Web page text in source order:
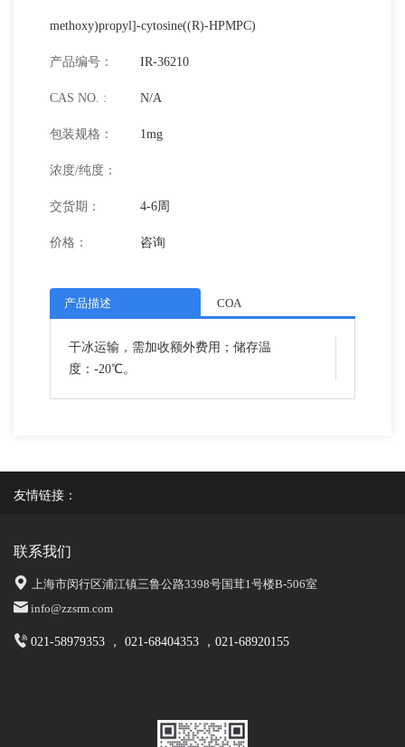
methoxy)propyl]-cytosine((R)-HPMPC)
产品编号： IR-36210
CAS NO. : N/A
包装规格： 1mg
浓度/纯度：
交货期： 4-6周
价格： 咨询
产品描述 COA
干冰运输，需加收额外费用；储存温
度：-20℃。
友情链接：
联系我们
上海市闵行区浦江镇三鲁公路3398号国茸1号楼B-506室
info@zzsrm.com
021-58979353 ， 021-68404353 ，021-68920155